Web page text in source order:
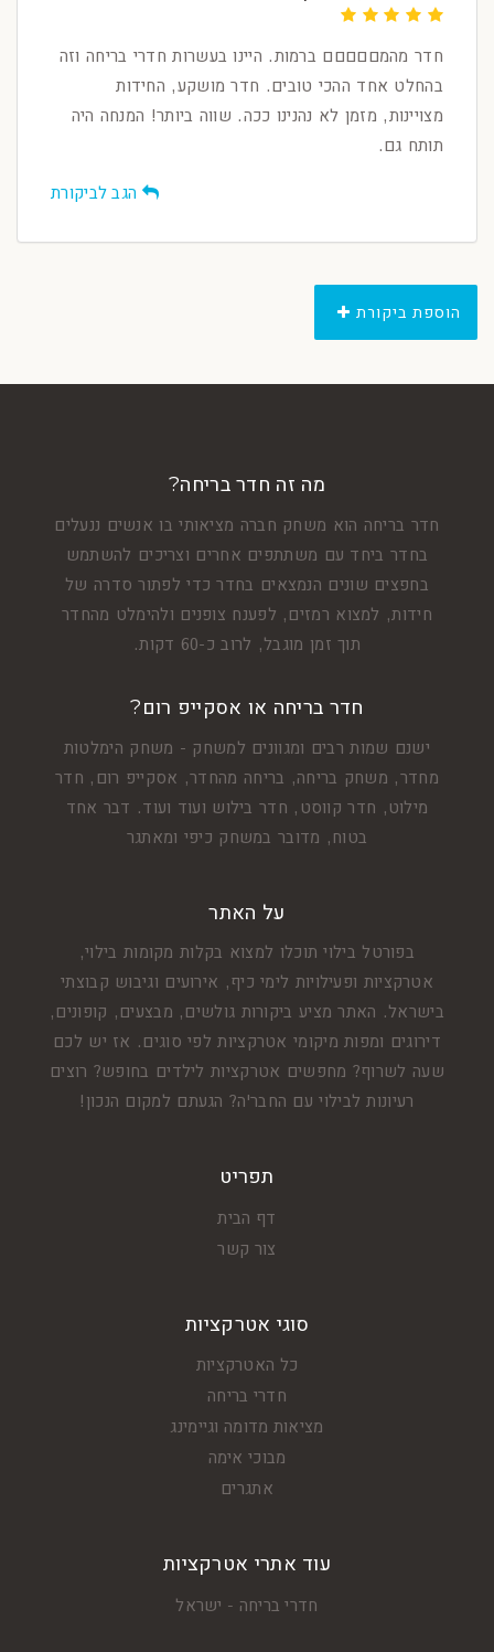
חדר מהמםםםםם ברמות. היינו בעשרות חדרי בריחה וזה
בהחלט אחד ההכי טובים. חדר מושקע, החידות
מצויינות, מזמן לא נהנינו ככה. שווה ביותר! המנחה היה
תותח גם.
הגב לביקורת
הוספת ביקורת
מה זה חדר בריחה?
חדר בריחה הוא משחק חברה מציאותי בו אנשים ננעלים
בחדר ביחד עם משתתפים אחרים וצריכים להשתמש
בחפצים שונים הנמצאים בחדר כדי לפתור סדרה של
חידות, למצוא רמזים, לפענח צופנים ולהימלט מהחדר
תוך זמן מוגבל, לרוב כ-60 דקות.
חדר בריחה או אסקייפ רום?
ישנם שמות רבים ומגוונים למשחק - משחק הימלטות
מחדר, משחק בריחה, בריחה מהחדר, אסקייפ רום, חדר
מילוט, חדר קווסט, חדר בילוש ועוד ועוד. דבר אחד
בטוח, מדובר במשחק כיפי ומאתגר
על האתר
בפורטל בילוי תוכלו למצוא בקלות מקומות בילוי,
אטרקציות ופעילויות לימי כיף, אירועים וגיבוש קבוצתי
בישראל. האתר מציע ביקורות גולשים, מבצעים, קופונים,
דירוגים ומפות מיקומי אטרקציות לפי סוגים. אז יש לכם
שעה לשרוף? מחפשים אטרקציות לילדים בחופש? רוצים
רעיונות לבילוי עם החבר'ה? הגעתם למקום הנכון!
תפריט
דף הבית
צור קשר
סוגי אטרקציות
כל האטרקציות
חדרי בריחה
מציאות מדומה וגיימינג
מבוכי אימה
אתגרים
עוד אתרי אטרקציות
חדרי בריחה - ישראל